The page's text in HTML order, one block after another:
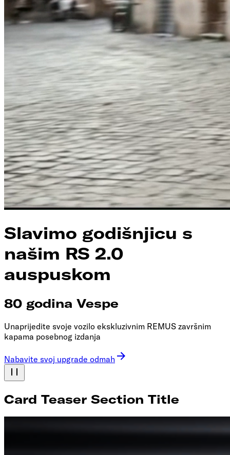
Slavimo godišnjicu s
našim RS 2.0
auspuskom
80 godina Vespe
Unaprijedite svoje vozilo ekskluzivnim REMUS završnim
kapama posebnog izdanja
Nabavite svoj upgrade odmah
Card Teaser Section Title